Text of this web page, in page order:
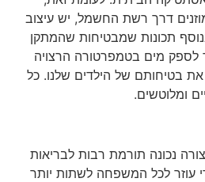
דרך רשת החשמל, יש עיצוב
תכונות שמבטיחות שהמתקן
לספק מים בטמפרטורה הרצויה
בטיחותם של הילדים שלנו. כל
ומלוטשים.
נכונה תורמת רבות לבריאות
עוזר לכל המשפחה לשתות יותר